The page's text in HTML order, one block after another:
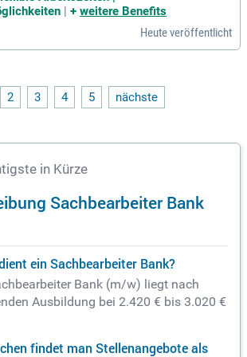
im ERP-System Pro Alpha
Darüber hinaus überwachen Sie Zahlung
sich um die Einholung von Bankbürgsc
Englischkenntnisse. Wir bieten eine freu
und eine familienfreundliche Kul
+ weitere Benefits
Heute veröffentlicht
2 3 4 5 nächste
in Kürze
Sachbearbeiter Bank
ein Sachbearbeiter Bank?
Bank (m/w) liegt nach
Ausbildung bei 2.420 € bis 3.020 €
findet man Stellenangebote als